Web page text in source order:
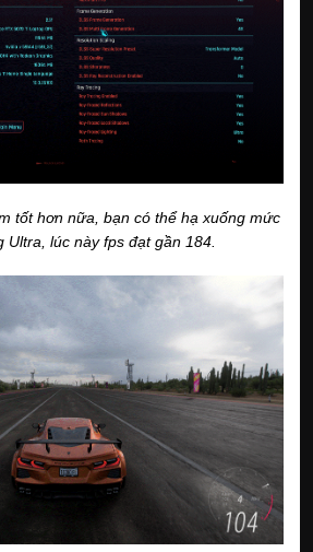
tốt hơn nữa, bạn có thể hạ xuống mức
Ultra, lúc này fps đạt gần 184.